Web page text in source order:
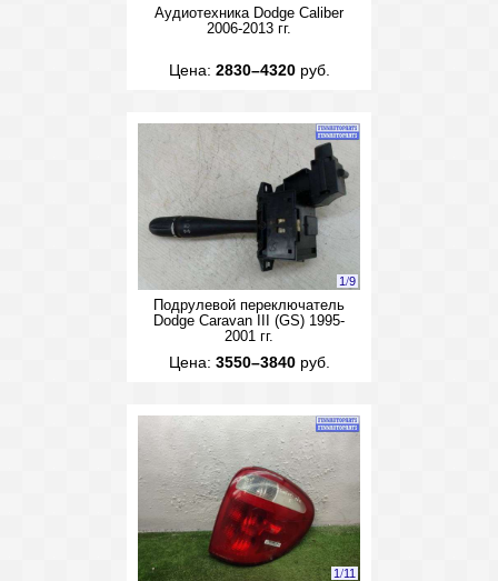
Аудиотехника Dodge Caliber
2006-2013 гг.
Цена: 2830–4320руб.
1/9
Подрулевой переключатель
Dodge Caravan III (GS) 1995-
2001 гг.
Цена: 3550–3840руб.
1/11